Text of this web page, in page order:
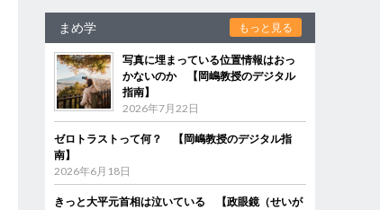
まめ学 もっと見る
写真に埋まっている位置情報はおっ
かないのか 【岡嶋教授のデジタル
指南】
2026年7月22日
ゼロトラストって何？ 【岡嶋教授のデジタル指
南】
2026年6月18日
きっと大平元首相は泣いている 【政眼鏡（せいが